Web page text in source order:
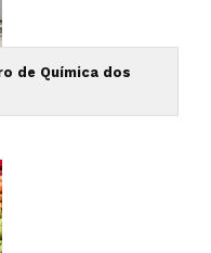
de Química dos